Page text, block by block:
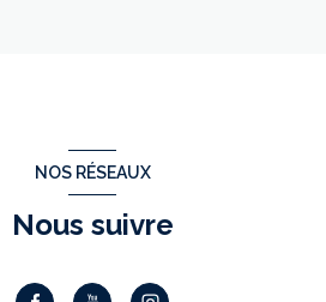
NOS RÉSEAUX
Nous suivre